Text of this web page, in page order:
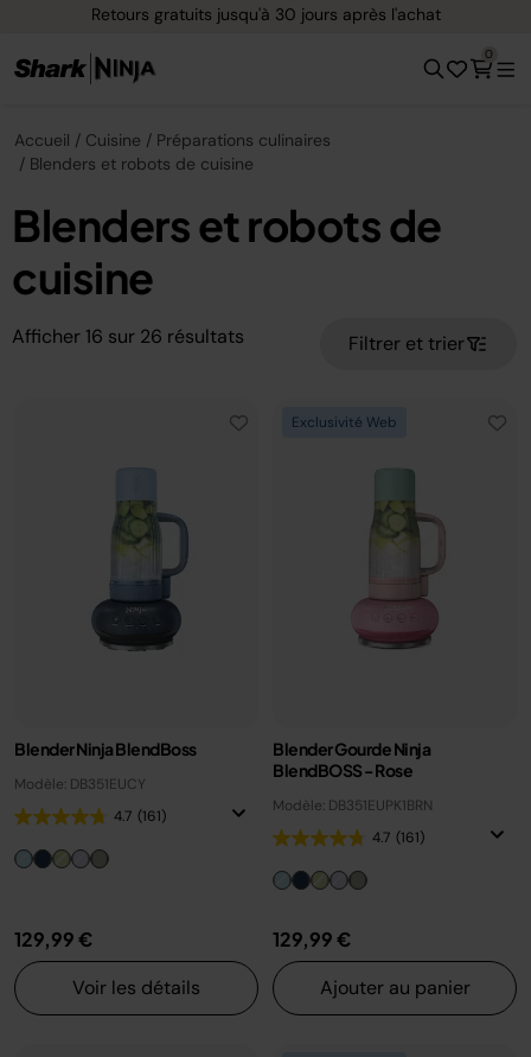
Retours gratuits jusqu'à 30 jours après l'achat
0
Accueil Cuisine
Préparations culinaires
Blenders et robots de cuisine
Blenders et robots de
cuisine
Afficher 16 sur 26 résultats Filtrer et trier
Blender Ninja BlendBoss
Modèle: DB351EUCY
4.7 (161)
129,99 €
Voir les détails
Exclusivité Web
Blender Gourde Ninja
BlendBOSS - Rose
Modèle: DB351EUPK1BRN
4.7 (161)
129,99 €
Ajouter au panier